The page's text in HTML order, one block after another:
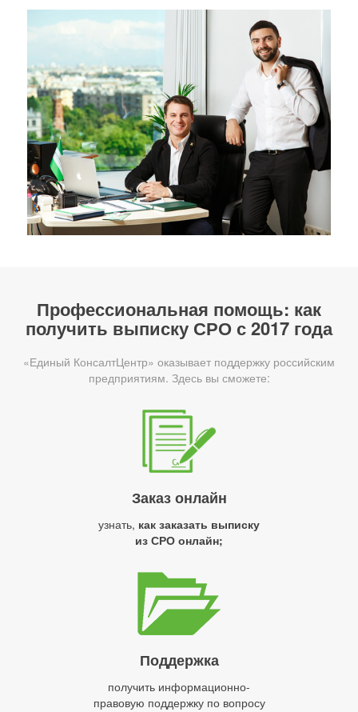
Профессиональная помощь: как
получить выписку СРО с 2017 года
«Единый КонсалтЦентр» оказывает поддержку российским
предприятиям. Здесь вы сможете:
Заказ онлайн
узнать, как заказать выписку
из СРО онлайн;
Поддержка
получить информационно-
правовую поддержку по вопросу